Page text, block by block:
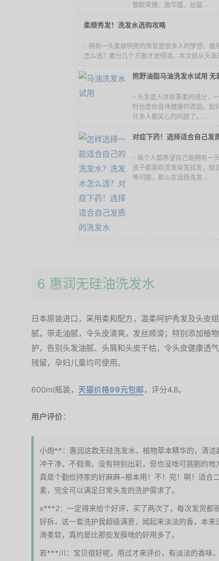
黎欧莱雅、施华蔻、丝蕴...
柔顺秀发！洗发水选购攻略
- 拥有一头柔顺明亮的秀发是很多人的梦想，能
怎么选？要分几个方面才说得清。本文就从头
熊野油脂马油洗发水试用 无
- 头发是人体很重要的成分，
时也是你身体健康的表现。如
许多人都关心的问题了。...
对症下药！选择适合自己发
- 每个人都希望自己能拥有一
孩子都喜欢烫发染发拉发，就
等问题，那么在选择洗发...
6 惠润无硅油洗发水
日本原装进口，采用柔和配方，温柔呵护秀发及头皮
腻，带走油腻，令头皮清爽，发丝顺滑；特别添加植
护，告别头发油腻、头屑和头皮干枯，令头皮健康透
残留，孕妇儿童均可使用。
600ml瓶装， 天猫价格99元包邮 ，评分4.8。
用户评价：
小炮**：惠润这款无硅洗发水，植物草本精华的，清
冲干净，不假滑。没有特别出彩，但也没啥可挑剔的
真是个勤俭持家的好麻麻~根本用！不！完！啊！适合
素，完全可以满足日常头发的洗护需求了。
x***2：一定得来给个好评，买了两次了，每次发货都
好拆，这一套洗护我超级满意，闻起来淡淡的香，本
滑柔软，真的是比那些发膜啥的好用多了。
若***川：宝贝很好呢，用过才来评价，有淡淡的香味